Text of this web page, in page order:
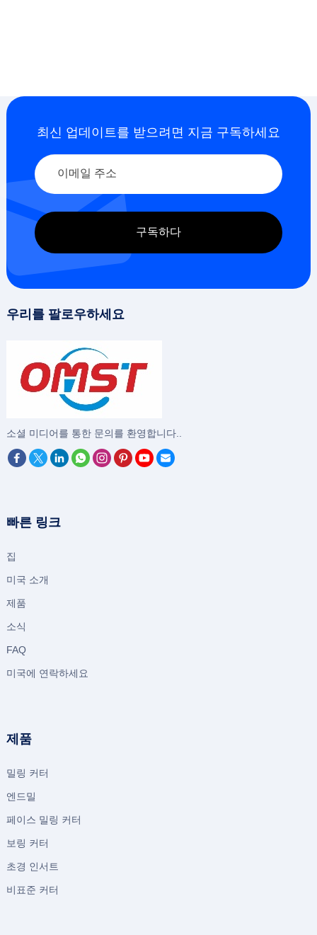
최신 업데이트를 받으려면 지금 구독하세요
우리를 팔로우하세요
‌소셜 미디어를 통한 문의를 환영합니다..
빠른 링크
집
미국 소개
제품
소식
FAQ
미국에 연락하세요
제품
밀링 커터
엔드밀
페이스 밀링 커터
보링 커터
초경 인서트
비표준 커터